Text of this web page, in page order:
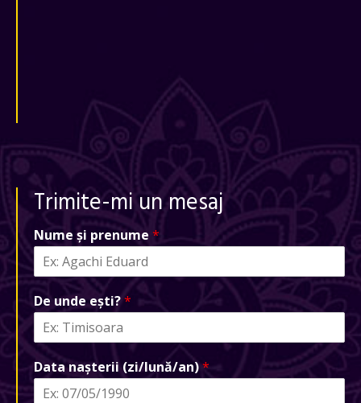
Trimite-mi un mesaj
Nume și prenume *
De unde ești?*
Data nașterii (zi/lună/an)*